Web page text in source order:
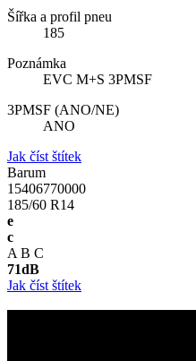
Šířka a profil pneu
185
Poznámka
EVC M+S 3PMSF
3PMSF (ANO/NE)
ANO
Jak číst štítek
Barum
15406770000
185/60 R14
e
c
A B C
71dB
Jak číst štítek